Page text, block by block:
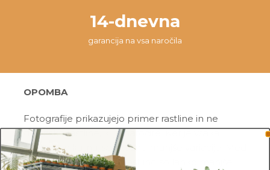
14-dnevna
garancija na vsa naročila
OPOMBA
Fotografije prikazujejo primer rastline in ne
dejanske rastline, ki jo naročite. Ker je vsaka
rastlina unikatna, so možne manjše variacije. Med
prikazano in kupljeno rastlino so lahko manjše